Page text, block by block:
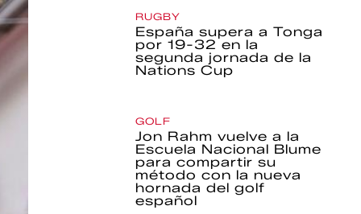
RUGBY
España supera a Tonga
por 19-32 en la
segunda jornada de la
Nations Cup
GOLF
Jon Rahm vuelve a la
Escuela Nacional Blume
para compartir su
método con la nueva
hornada del golf
español